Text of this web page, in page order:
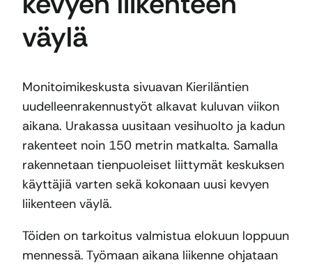
väylä
Monitoimikeskusta sivuavan Kieriläntien
uudelleenrakennustyöt alkavat kuluvan viikon
aikana. Urakassa uusitaan vesihuolto ja kadun
rakenteet noin 150 metrin matkalta. Samalla
rakennetaan tienpuoleiset liittymät keskuksen
käyttäjiä varten sekä kokonaan uusi kevyen
liikenteen väylä.
Töiden on tarkoitus valmistua elokuun loppuun
mennessä. Työmaan aikana liikenne ohjataan